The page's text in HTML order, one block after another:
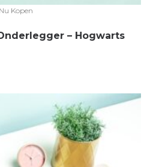
Nu Kopen
– Hogwarts